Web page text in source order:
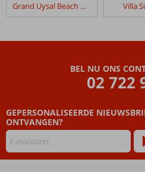
Mesut
48
maanden
meer
Grand Uysal Beach & Spa Villa
BEL NU ONS
02 722
GEPERSONALISEERDE
ONTVANGEN?